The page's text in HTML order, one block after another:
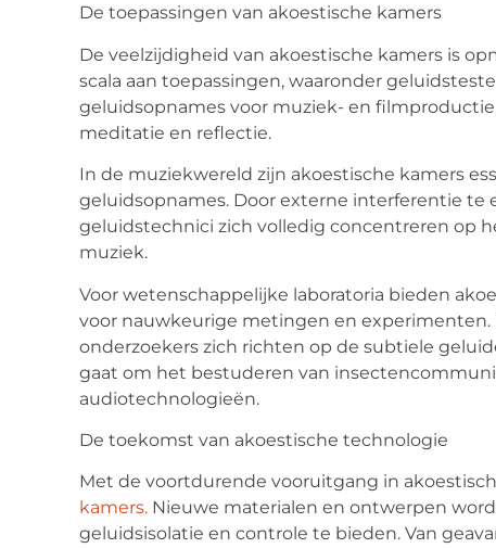
De toepassingen van akoestische kamers
De veelzijdigheid van akoestische kamers is
scala aan toepassingen, waaronder
geluidsopnames voor muziek- en
meditatie en reflectie.
In de muziekwereld zijn akoestische kamers
geluidsopnames. Door externe interferentie te
geluidstechnici zich volledig concentreren op
muziek.
Voor wetenschappelijke laboratoria bieden
voor nauwkeurige metingen en
onderzoekers zich richten op de subtiele
gaat om het bestuderen van
audiotechnologieën.
De toekomst van akoestische technologie
Met de voortdurende vooruitgang in
kamers. Nieuwe materialen en ontwerpen
geluidsisolatie en controle te bieden. Van